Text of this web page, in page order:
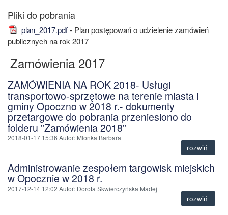
plan_2017.pdf- Plan postępowań o udzielenie zamówień
publicznych na rok 2017
Zamówienia 2017
ZAMÓWIENIA NA ROK 2018- Usługi
transportowo-sprzętowe na terenie miasta i
gminy Opoczno w 2018 r.- dokumenty
przetargowe do pobrania przeniesiono do
folderu "Zamówienia 2018"
2018-01-17 15:36 Autor: Mlonka Barbara
rozwiń
Administrowanie zespołem targowisk miejskich
w Opocznie w 2018 r.
2017-12-14 12:02 Autor: Dorota Skwierczyńska Madej
rozwiń